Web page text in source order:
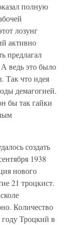
полную
лозунг
активно
предлагал
А ведь это было
Так что идея
демагогией.
бы так гайки
создать
1938
нового
21 троцкист.
Количество
Троцкий в